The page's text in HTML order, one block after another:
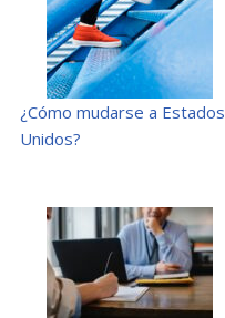
¿Cómo mudarse a Estados
Unidos?